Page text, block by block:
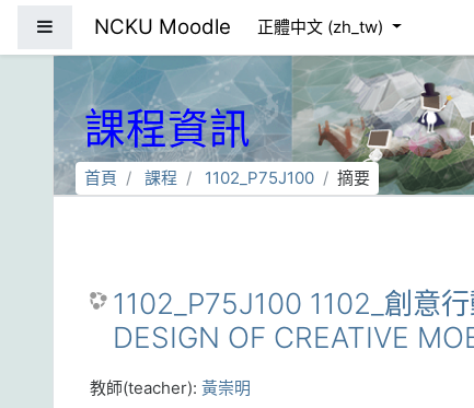
NCKU Moodle 正體中文 ‎(zh_tw)‎
課程資訊
首頁 課程 1102_P75J100 摘要
1102_P75J100 1102_創意
DESIGN OF CREATIVE
教師(teacher): 黃崇明